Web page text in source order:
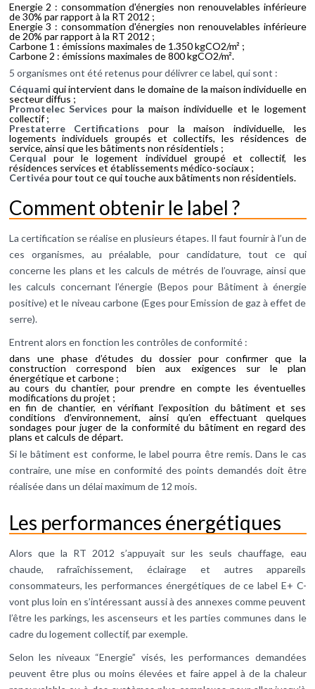
Energie 2 : consommation d'énergies non renouvelables inférieure
de 30% par rapport à la RT 2012 ;
Energie 3 : consommation d'énergies non renouvelables inférieure
de 20% par rapport à la RT 2012 ;
Carbone 1 : émissions maximales de 1.350 kgCO2/m² ;
Carbone 2 : émissions maximales de 800 kgCO2/m².
5 organismes ont été retenus pour délivrer ce label, qui sont :
Céquami qui intervient dans le domaine de la maison individuelle en
secteur diffus ;
Promotelec Services pour la maison individuelle et le logement
collectif ;
Prestaterre Certifications pour la maison individuelle, les
logements individuels groupés et collectifs, les résidences de
service, ainsi que les bâtiments non résidentiels ;
Cerqual pour le logement individuel groupé et collectif, les
résidences services et établissements médico-sociaux ;
Certivéa pour tout ce qui touche aux bâtiments non résidentiels.
Comment obtenir le label ?
La certification se réalise en plusieurs étapes. Il faut fournir à l’un de
ces organismes, au préalable, pour candidature, tout ce qui
concerne les plans et les calculs de métrés de l’ouvrage, ainsi que
les calculs concernant l’énergie (Bepos pour Bâtiment à énergie
positive) et le niveau carbone (Eges pour Emission de gaz à effet de
serre).
Entrent alors en fonction les contrôles de conformité :
dans une phase d’études du dossier pour confirmer que la
construction correspond bien aux exigences sur le plan
énergétique et carbone ;
au cours du chantier, pour prendre en compte les éventuelles
modifications du projet ;
en fin de chantier, en vérifiant l’exposition du bâtiment et ses
conditions d’environnement, ainsi qu’en effectuant quelques
sondages pour juger de la conformité du bâtiment en regard des
plans et calculs de départ.
Si le bâtiment est conforme, le label pourra être remis. Dans le cas
contraire, une mise en conformité des points demandés doit être
réalisée dans un délai maximum de 12 mois.
Les performances énergétiques
Alors que la RT 2012 s’appuyait sur les seuls chauffage, eau
chaude, rafraîchissement, éclairage et autres appareils
consommateurs, les performances énergétiques de ce label E+ C-
vont plus loin en s’intéressant aussi à des annexes comme peuvent
l’être les parkings, les ascenseurs et les parties communes dans le
cadre du logement collectif, par exemple.
Selon les niveaux “Energie” visés, les performances demandées
peuvent être plus ou moins élevées et faire appel à de la chaleur